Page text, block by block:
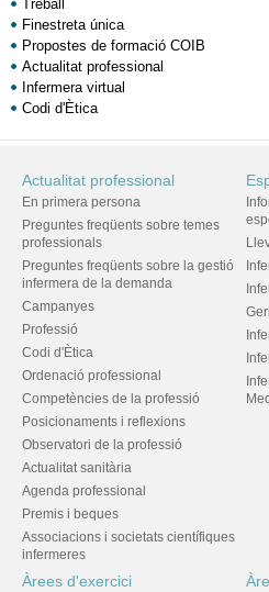
Treball
Finestreta única
Propostes de formació COIB
Actualitat professional
Infermera virtual
Codi d'Ètica
Actualitat professional
En primera persona
Preguntes freqüents sobre temes
professionals
Preguntes freqüents sobre la gestió
infermera de la demanda
Campanyes
Professió
Codi d'Ètica
Ordenació professional
Competències de la professió
Posicionaments i reflexions
Observatori de la professió
Actualitat sanitària
Agenda professional
Premis i beques
Associacions i societats científiques
infermeres
Àrees d'exercici